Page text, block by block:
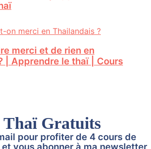
merci et de rien en
| Apprendre le thaï | Cours
Thaï Gratuits
pour profiter de 4 cours de